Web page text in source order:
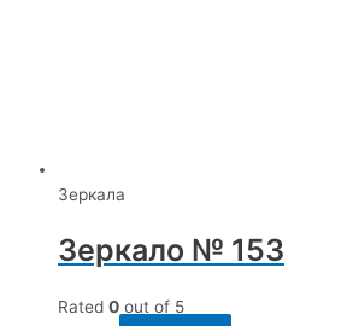
Зеркала
Зеркало № 153
Rated 0 out of 5